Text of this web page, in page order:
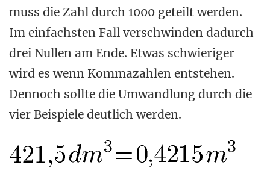
muss die Zahl durch 1000 geteilt werden.
Im einfachsten Fall verschwinden dadurch
drei Nullen am Ende. Etwas schwieriger
wird es wenn Kommazahlen entstehen.
Dennoch sollte die Umwandlung durch die
vier Beispiele deutlich werden.